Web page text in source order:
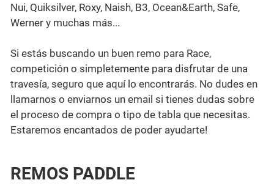
Nui, Quiksilver, Roxy, Naish, B3, Ocean&Earth, Safe,
Werner y muchas más...
Si estás buscando un buen remo para Race,
competición o simpletemente para disfrutar de una
travesía, seguro que aquí lo encontrarás. No dudes en
llamarnos o enviarnos un email si tienes dudas sobre
el proceso de compra o tipo de tabla que necesitas.
Estaremos encantados de poder ayudarte!
REMOS PADDLE